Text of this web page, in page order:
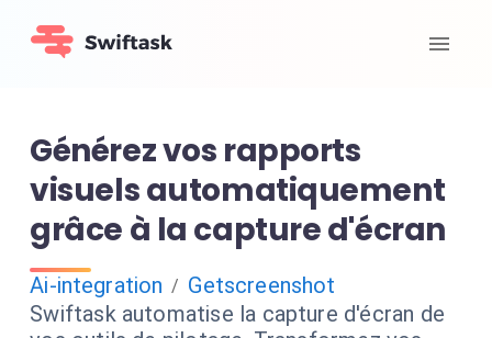
Générez vos rapports
visuels automatiquement
grâce à la capture d'écran
Ai-integration / Getscreenshot
Swiftask automatise la capture d'écran de